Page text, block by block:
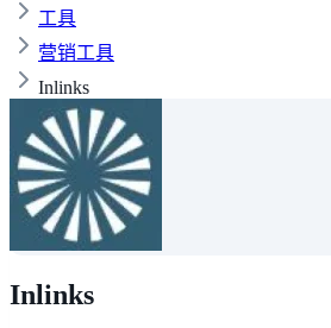
工具
营销工具
Inlinks
Inlinks